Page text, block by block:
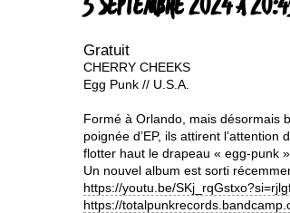
5 SEPTEMBRE 2024 À
Gratuit
CHERRY CHEEKS
Egg Punk // U.S.A.
Formé à Orlando, mais désormais
poignée d’EP, ils attirent
flotter haut le drapeau « egg-punk
Un nouvel album est sorti
https://youtu.be/
https://